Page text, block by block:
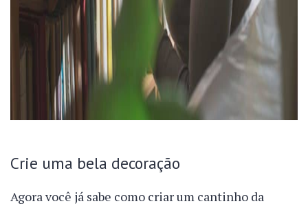
Crie uma bela decoração
Agora você já sabe como criar um cantinho da